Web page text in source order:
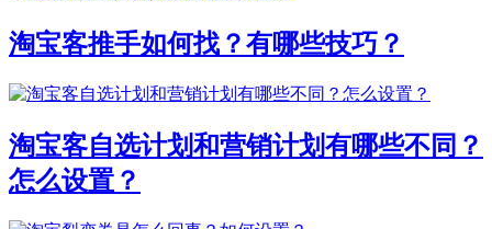
淘宝客推手如何找？有哪些技巧？
淘宝客自选计划和营销计划有哪些不同？
怎么设置？